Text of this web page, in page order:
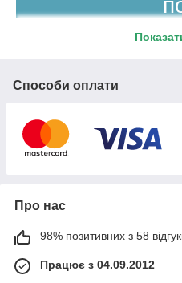
в
У
Способи оплати
Про нас
98% позитивних з 58
Працює з 04.09.2012